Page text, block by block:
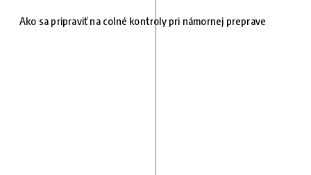
Ako sa pripraviť na colné kontroly pri námornej preprave